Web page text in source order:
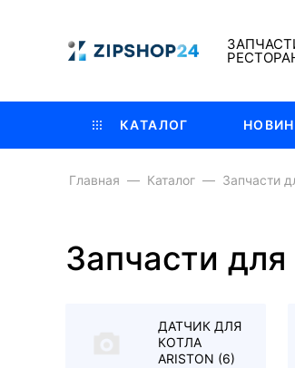
КАТАЛОГ
Главная Каталог Запчасти
Запчасти для
ДАТЧИК ДЛЯ
КОТЛА
ARISTON (6)